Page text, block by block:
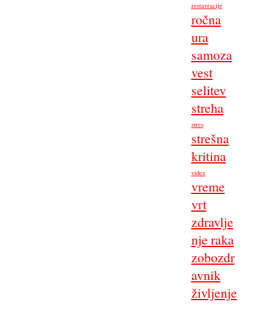
restavracije
ročna
ura
samoza
vest
selitev
streha
stres
strešna
kritina
videz
vreme
vrt
zdravlje
nje raka
zobozdr
avnik
življenje